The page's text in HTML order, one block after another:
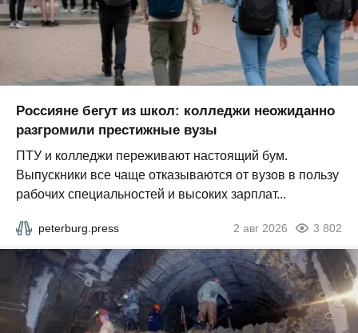
Россияне бегут из школ: колледжи неожиданно
разгромили престижные вузы
ПТУ и колледжи переживают настоящий бум.
Выпускники все чаще отказываются от вузов в пользу
рабочих специальностей и высоких зарплат...
peterburg.press 2 авг 2026 3 802